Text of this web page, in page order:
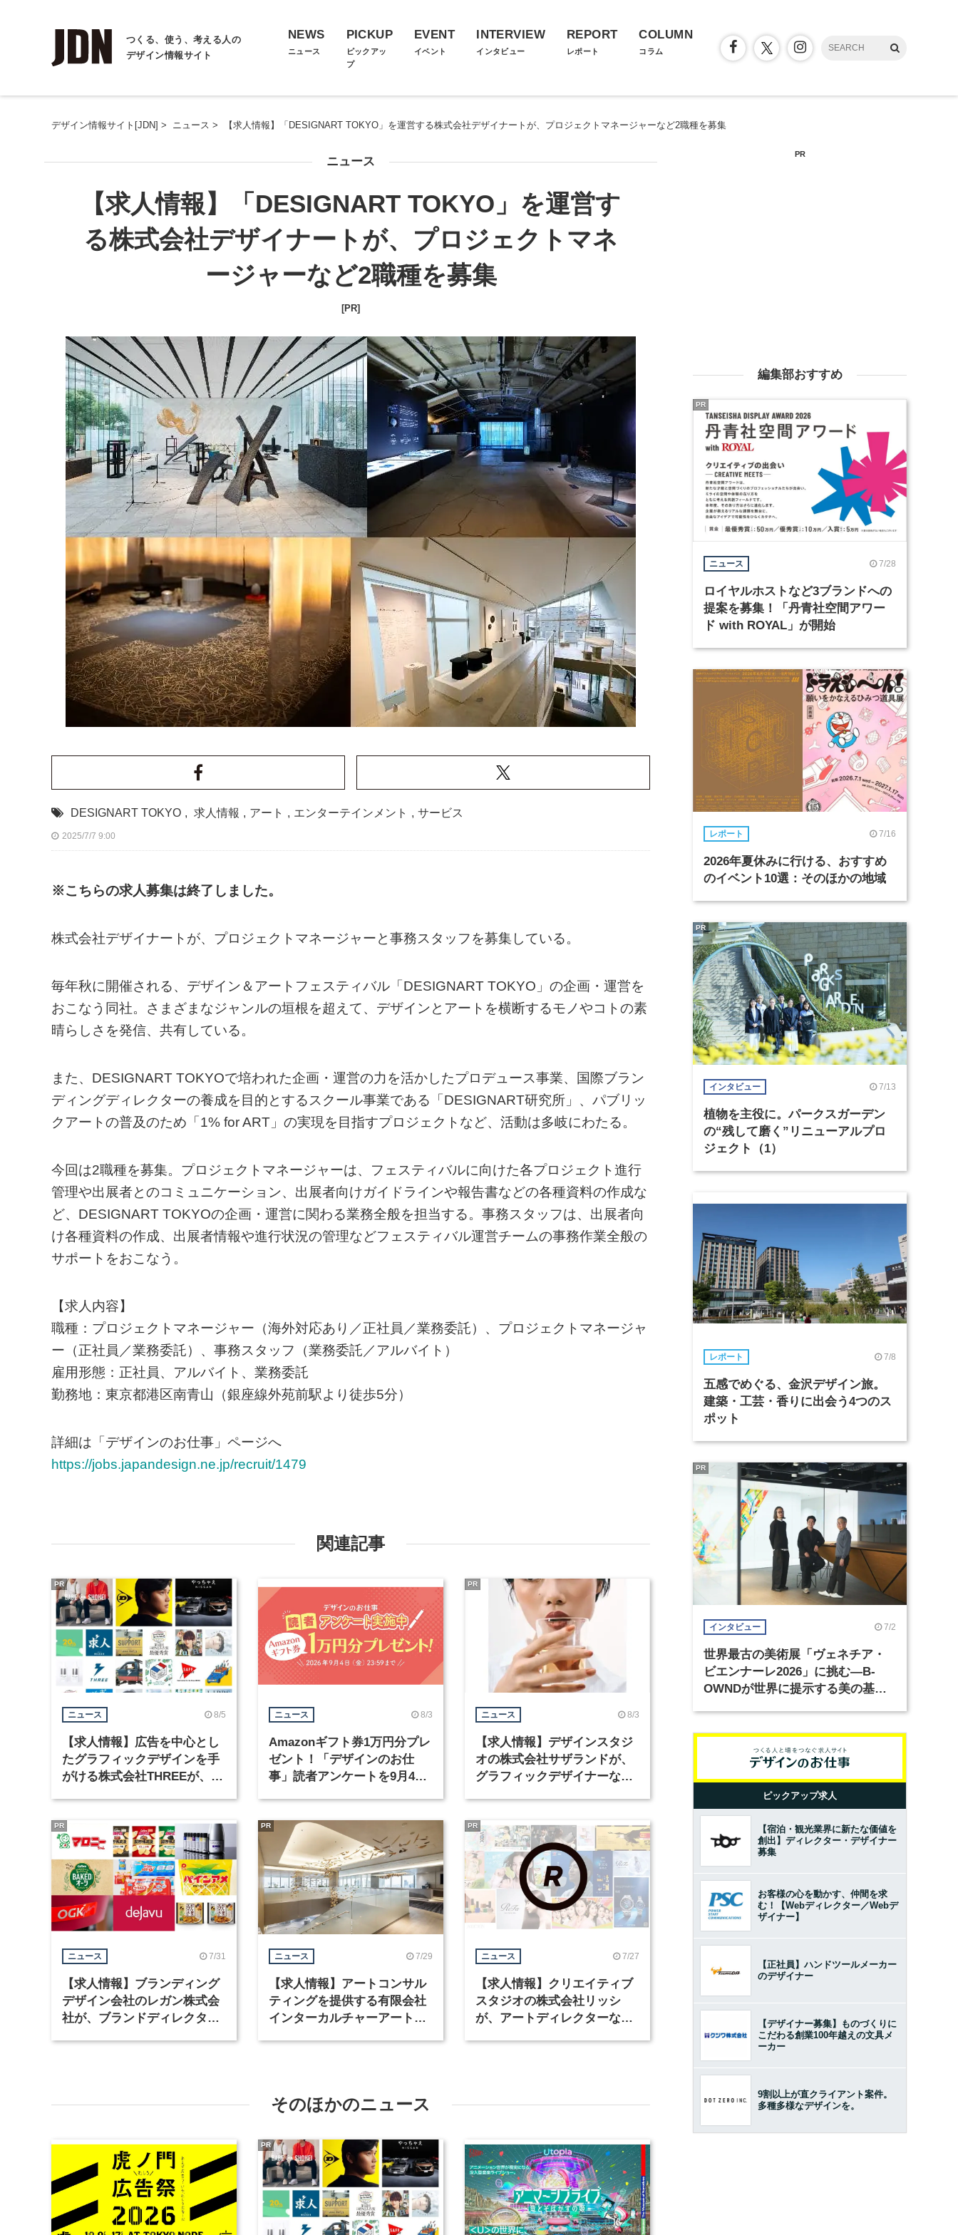
つくる、使う、考える人の
デザイン情報サイト
NEWS
ニュース
PICKUP
ピックアッ
プ
EVENT
イベント
INTERVIEW
インタビュー
REPORT
レポート
COLUMN
コラム
デザイン情報サイト[JDN] > ニュース > 【求人情報】「DESIGNART TOKYO」を運営する株式会社デザイナートが、プロジェクトマネージャーなど2職種を募集
ニュース
【求人情報】「DESIGNART TOKYO」を運営す
る株式会社デザイナートが、プロジェクトマネ
ージャーなど2職種を募集
[PR]
DESIGNART TOKYO , 求人情報 , アート , エンターテインメント , サービス
2025/7/7 9:00
※こちらの求人募集は終了しました。
株式会社デザイナートが、プロジェクトマネージャーと事務スタッフを募集している。
毎年秋に開催される、デザイン＆アートフェスティバル「DESIGNART TOKYO」の企画・運営を
おこなう同社。さまざまなジャンルの垣根を超えて、デザインとアートを横断するモノやコトの素
晴らしさを発信、共有している。
また、DESIGNART TOKYOで培われた企画・運営の力を活かしたプロデュース事業、国際ブラン
ディングディレクターの養成を目的とするスクール事業である「DESIGNART研究所」、パブリッ
クアートの普及のため「1% for ART」の実現を目指すプロジェクトなど、活動は多岐にわたる。
今回は2職種を募集。プロジェクトマネージャーは、フェスティバルに向けた各プロジェクト進行
管理や出展者とのコミュニケーション、出展者向けガイドラインや報告書などの各種資料の作成な
ど、DESIGNART TOKYOの企画・運営に関わる業務全般を担当する。事務スタッフは、出展者向
け各種資料の作成、出展者情報や進行状況の管理などフェスティバル運営チームの事務作業全般の
サポートをおこなう。
【求人内容】
職種：プロジェクトマネージャー（海外対応あり／正社員／業務委託）、プロジェクトマネージャ
ー（正社員／業務委託）、事務スタッフ（業務委託／アルバイト）
雇用形態：正社員、アルバイト、業務委託
勤務地：東京都港区南青山（銀座線外苑前駅より徒歩5分）
詳細は「デザインのお仕事」ページへ
https://jobs.japandesign.ne.jp/recruit/1479
関連記事
ニュース 8/5
【求人情報】広告を中心とし
たグラフィックデザインを手
がける株式会社THREEが、グ
PR
ニュース 8/3
Amazonギフト券1万円分プレ
ゼント！「デザインのお仕
事」読者アンケートを9月4日
ニュース 8/3
【求人情報】デザインスタジ
オの株式会社サザランドが、
グラフィックデザイナーなど2
PR
ニュース 7/31
【求人情報】ブランディング
デザイン会社のレガン株式会
社が、ブランドディレクター
PR
ニュース 7/29
【求人情報】アートコンサル
ティングを提供する有限会社
インターカルチャーアート
PR
ニュース 7/27
【求人情報】クリエイティブ
スタジオの株式会社リッシ
が、アートディレクターなど2
PR
そのほかのニュース
PR
PR
編集部おすすめ
ニュース 7/28
ロイヤルホストなど3ブランドへの
提案を募集！「丹青社空間アワー
ド with ROYAL」が開始
PR
レポート 7/16
2026年夏休みに行ける、おすすめ
のイベント10選：そのほかの地域
インタビュー 7/13
植物を主役に。パークスガーデン
の“残して磨く”リニューアルプロ
ジェクト（1）
PR
レポート 7/8
五感でめぐる、金沢デザイン旅。
建築・工芸・香りに出会う4つのス
ポット
インタビュー 7/2
世界最古の美術展「ヴェネチア・
ビエンナーレ2026」に挑む―B-
OWNDが世界に提示する美の基準
PR
ピックアップ求人
【宿泊・観光業界に新たな価値を
創出】ディレクター・デザイナー
募集
お客様の心を動かす、仲間を求
む！【Webディレクター／Webデ
ザイナー】
【正社員】ハンドツールメーカー
のデザイナー
【デザイナー募集】ものづくりに
こだわる創業100年越えの文具メ
ーカー
9割以上が直クライアント案件。
多種多様なデザインを。